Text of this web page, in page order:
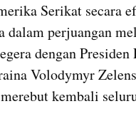
Serikat secara
dalam perjuangan
dengan
Volodymyr
kembali